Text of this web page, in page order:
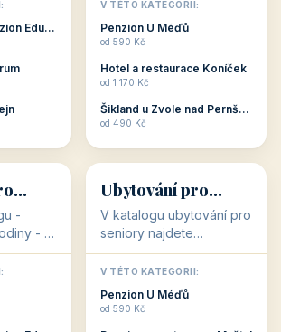
Restaurace a penzion Eduard
cenově dostupné
ubytování v ČR. Budete
c...
V TÉTO KATEGORII:
Penzion U Méďů
od 590 Kč
Hotel a restaurace Koníček
od 1 170 Kč
Šikland u Zvole nad Pernštejnem
od 490 Kč
objektů
-
-
🧓
🧓
33 objektů
Ubytování pro
seniory
V katalogu ubytování pro
seniory najdete
penziony a hotely, které
jsou přizpůsobeny pro
ubytování klientů vyššího
věku. Některé z nich
V TÉTO KATEGORII:
Penzion U Méďů
od 590 Kč